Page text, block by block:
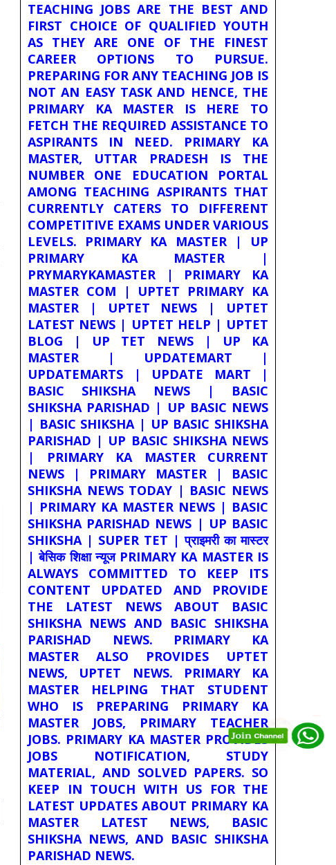
TEACHING JOBS ARE THE BEST AND
FIRST CHOICE OF QUALIFIED YOUTH
AS THEY ARE ONE OF THE FINEST
CAREER OPTIONS TO PURSUE.
PREPARING FOR ANY TEACHING JOB IS
NOT AN EASY TASK AND HENCE, THE
PRIMARY KA MASTER IS HERE TO
FETCH THE REQUIRED ASSISTANCE TO
ASPIRANTS IN NEED. PRIMARY KA
MASTER, UTTAR PRADESH IS THE
NUMBER ONE EDUCATION PORTAL
AMONG TEACHING ASPIRANTS THAT
CURRENTLY CATERS TO DIFFERENT
COMPETITIVE EXAMS UNDER VARIOUS
LEVELS. PRIMARY KA MASTER | UP
PRIMARY KA MASTER |
PRYMARYKAMASTER | PRIMARY KA
MASTER COM | UPTET PRIMARY KA
MASTER | UPTET NEWS | UPTET
LATEST NEWS | UPTET HELP | UPTET
BLOG | UP TET NEWS | UP KA
MASTER | UPDATEMART |
UPDATEMARTS | UPDATE MART |
BASIC SHIKSHA NEWS | BASIC
SHIKSHA PARISHAD | UP BASIC NEWS
| BASIC SHIKSHA | UP BASIC SHIKSHA
PARISHAD | UP BASIC SHIKSHA NEWS
| PRIMARY KA MASTER CURRENT
NEWS | PRIMARY MASTER | BASIC
SHIKSHA NEWS TODAY | BASIC NEWS
| PRIMARY KA MASTER NEWS | BASIC
SHIKSHA PARISHAD NEWS | UP BASIC
SHIKSHA | SUPER TET | प्राइमरी का मास्टर
| बेसिक शिक्षा न्यूज PRIMARY KA MASTER IS
ALWAYS COMMITTED TO KEEP ITS
CONTENT UPDATED AND PROVIDE
THE LATEST NEWS ABOUT BASIC
SHIKSHA NEWS AND BASIC SHIKSHA
PARISHAD NEWS. PRIMARY KA
MASTER ALSO PROVIDES UPTET
NEWS, UPTET NEWS. PRIMARY KA
MASTER HELPING THAT STUDENT
WHO IS PREPARING PRIMARY KA
MASTER JOBS, PRIMARY TEACHER
JOBS. PRIMARY KA MASTER PROVIDES
JOBS NOTIFICATION, STUDY
MATERIAL, AND SOLVED PAPERS. SO
KEEP IN TOUCH WITH US FOR THE
LATEST UPDATES ABOUT PRIMARY KA
MASTER LATEST NEWS, BASIC
SHIKSHA NEWS, AND BASIC SHIKSHA
PARISHAD NEWS.